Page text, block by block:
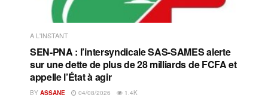
A L'INSTANT
SEN-PNA : l’intersyndicale SAS-SAMES alerte
sur une dette de plus de 28 milliards de FCFA et
appelle l’État à agir
BY ASSANE 04/08/2026 1.4K